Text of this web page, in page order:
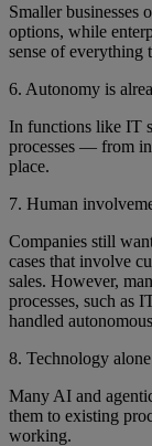
Smaller businesses
options, while
sense of everything
6. Autonomy is
In functions like IT
processes — from
place.
7. Human
Companies still
cases that involve
sales. However,
processes, such as
handled
8. Technology
Many AI and
them to existing
working.